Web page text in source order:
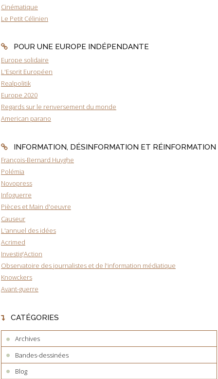
Cinématique
Le Petit Célinien
POUR UNE EUROPE INDÉPENDANTE
Europe solidaire
L'Esprit Européen
Realpolitik
Europe 2020
Regards sur le renversement du monde
American parano
INFORMATION, DÉSINFORMATION ET RÉINFORMATION
François-Bernard Huyghe
Polémia
Novopress
Infoguerre
Pièces et Main d'oeuvre
Causeur
L'annuel des idées
Acrimed
Investig'Action
Observatoire des journalistes et de l'information médiatique
Knowckers
Avant-guerre
CATÉGORIES
Archives
Bandes-dessinées
Blog